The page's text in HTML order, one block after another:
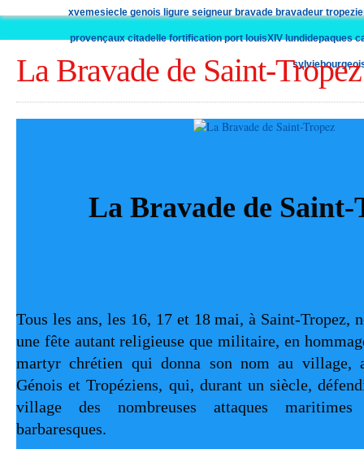
xvemesiecle genois ligure seigneur bravade bravadeur
provençaux citadelle fortification port louisXIV lundidepaques
La Bravade de Saint-Tropez
La Bravade de Saint-
Tous les ans, les 16, 17 et 18 mai, à Saint-Tropez,
une fête autant religieuse que militaire, en
martyr chrétien qui donna son nom au village,
Génois et Tropéziens, qui, durant un siècle,
village des nombreuses attaques
barbaresques.